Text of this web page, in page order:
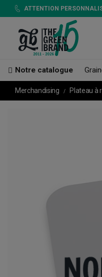
ATTENTION
Notre catalogue
Merchandising Plateau à